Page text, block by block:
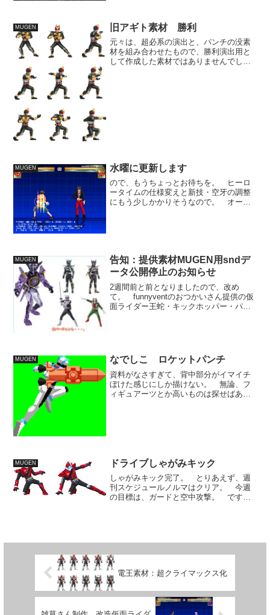
MUGEN 旧アギト素材 勝利
元々は、超必系の演出と、パンチの没素
材を組み合わせたもので、勝利演出用と
して作成した素材ではありませんでし
MUGEN 水曜に更新します
ので、もうちょっとお待ちを。 ヒーロ
ータイムの仕様変えと新技・空牙の調整
にもう少しかかりそうなので。 オーズ
MUGEN
告知：提供素材MUGEN用sndデ
ータ公開停止のお知らせ
2週間前と前となりましたので、改め
て。 funnyventのおつかいさん提供の仮
面ライダー王蛇・キックホッパー・パン
MUGEN なでしこ ロケットパンチ
資料がなさすぎて、背中部分がイマイチ
ぼけた感じにしか描けない。 無論、フ
ィギュアーツとか高いものは探せばある
MUGEN ドライブしゃがみキック
しゃがみキック完了。 とりあえず、週
刊スケジュールノルマはクリア。 今週
の目標は、ガードと空中攻撃。 です
電王素材：超クライマックス化